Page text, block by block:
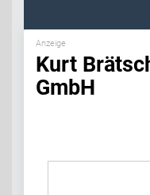
Anzeige
Kurt
GmbH